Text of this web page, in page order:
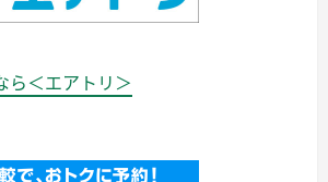
ら＜エアトリ＞